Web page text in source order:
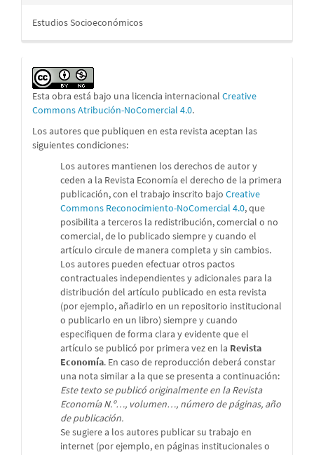
Estudios Socioeconómicos
Esta obra está bajo una licencia internacional Creative
Commons Atribución-NoComercial 4.0.
Los autores que publiquen en esta revista aceptan las
siguientes condiciones:
Los autores mantienen los derechos de autor y
ceden a la Revista Economía el derecho de la primera
publicación, con el trabajo inscrito bajo Creative
Commons Reconocimiento-NoComercial 4.0, que
posibilita a terceros la redistribución, comercial o no
comercial, de lo publicado siempre y cuando el
artículo circule de manera completa y sin cambios.
Los autores pueden efectuar otros pactos
contractuales independientes y adicionales para la
distribución del artículo publicado en esta revista
(por ejemplo, añadirlo en un repositorio institucional
o publicarlo en un libro) siempre y cuando
especifiquen de forma clara y evidente que el
artículo se publicó por primera vez en la Revista
Economía. En caso de reproducción deberá constar
una nota similar a la que se presenta a continuación:
Este texto se publicó originalmente en la Revista
Economía N.º…, volumen…, número de páginas, año
de publicación.
Se sugiere a los autores publicar su trabajo en
internet (por ejemplo, en páginas institucionales o